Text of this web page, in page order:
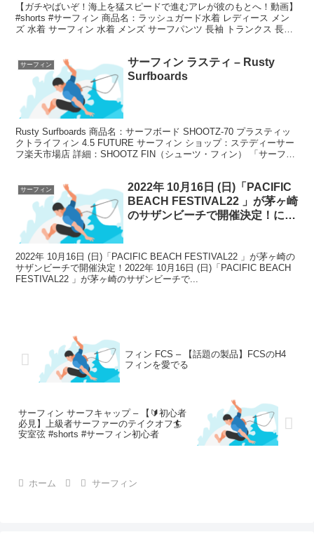
【ガチやばいぞ！海上を猛スピードで進むアレが彼のもとへ！動画】
#shorts #サーフィン 商品名：ラッシュガード水着 レディース メン
ズ 水着 サーフィン 水着 メンズ サーフパンツ 長袖 トランクス 長袖
サーフィン
サーフィン ラスティ – Rusty
Surfboards
Rusty Surfboards 商品名：サーフボード SHOOTZ-70 プラスティッ
クトライフィン 4.5 FUTURE サーフィン ショップ：ステディーサー
フ楽天市場店 詳細：SHOOTZ FIN（シューツ・フィン） 「サーフィ
サーフィン
2022年 10月16日 (日)「PACIFIC
BEACH FESTIVAL22 」が茅ヶ崎
のサザンビーチで開催決定！につ
2022年 10月16日 (日)「PACIFIC BEACH FESTIVAL22 」が茅ヶ崎の
サザンビーチで開催決定！2022年 10月16日 (日)「PACIFIC BEACH
FESTIVAL22 」が茅ヶ崎のサザンビーチで...
フィン FCS – 【話題の製品】FCSのH4
フィンを愛でる
サーフィン サーフキャップ – 【🔰初心者
必見】上級者サーファーのテイクオフ🏄
安室弦 #shorts #サーフィン初心者
ホーム サーフィン